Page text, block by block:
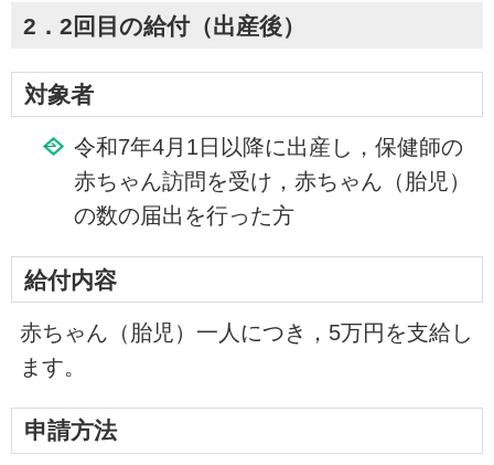
2．2回目の給付（出産後）
対象者
令和7年4月1日以降に出産し，保健師の
赤ちゃん訪問を受け，赤ちゃん（胎児）
の数の届出を行った方
給付内容
赤ちゃん（胎児）一人につき，5万円を支給し
ます。
申請方法